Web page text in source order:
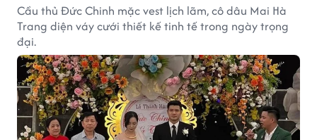
Cầu thủ Đức Chinh mặc vest lịch lãm, cô dâu Mai Hà
Trang diện váy cưới thiết kế tinh tế trong ngày trọng
đại.